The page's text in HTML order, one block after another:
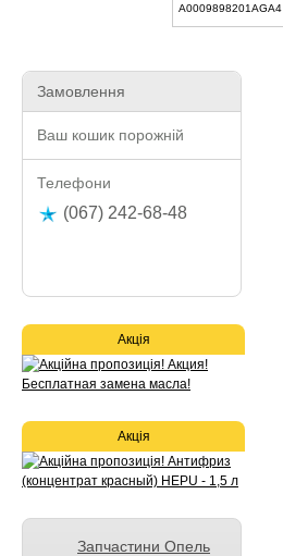
A0009898201AGA4
Замовлення
Ваш кошик порожній
Телефони
(067) 242-68-48
Акція
Акція
Запчастини Опель